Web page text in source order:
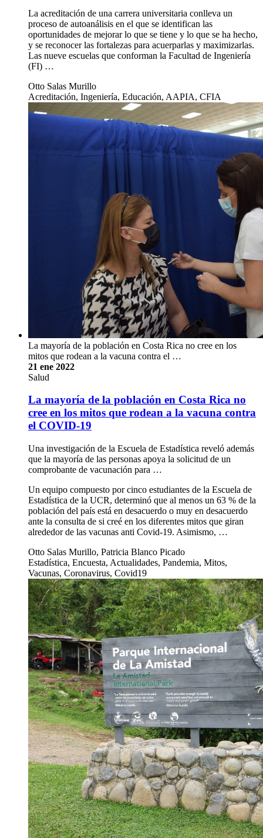
La acreditación de una carrera universitaria conlleva un
proceso de autoanálisis en el que se identifican las
oportunidades de mejorar lo que se tiene y lo que se ha hecho,
y se reconocer las fortalezas para acuerparlas y maximizarlas.
Las nueve escuelas que conforman la Facultad de Ingeniería
(FI) …
Otto Salas Murillo
Acreditación, Ingeniería, Educación, AAPIA, CFIA
La mayoría de la población en Costa Rica no cree en los
mitos que rodean a la vacuna contra el …
21 ene 2022
Salud
La mayoría de la población en Costa Rica no
cree en los mitos que rodean a la vacuna contra
el COVID-19
Una investigación de la Escuela de Estadística reveló además
que la mayoría de las personas apoya la solicitud de un
comprobante de vacunación para …
Un equipo compuesto por cinco estudiantes de la Escuela de
Estadística de la UCR, determinó que al menos un 63 % de la
población del país está en desacuerdo o muy en desacuerdo
ante la consulta de si creé en los diferentes mitos que giran
alrededor de las vacunas anti Covid-19. Asimismo, …
Otto Salas Murillo, Patricia Blanco Picado
Estadística, Encuesta, Actualidades, Pandemia, Mitos,
Vacunas, Coronavirus, Covid19